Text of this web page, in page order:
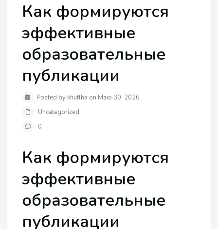
Как формируются
эффективные
образовательные
публикации
Posted by khutlha on Maio 30, 2026
Uncategorized
0
Как формируются
эффективные
образовательные
публикации